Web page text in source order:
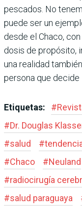
pescados. No
puede ser un
desde el Chaco,
dosis de propósito,
una realidad
persona que decide
Etiquetas: #
#Dr. Douglas
#salud #
#Chaco #Neuland
#radiocirugía
#salud paraguaya